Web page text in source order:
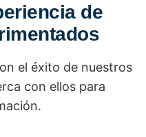
de
el éxito de nuestros
con ellos para